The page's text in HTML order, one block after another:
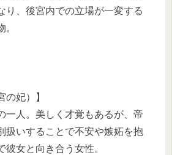
り、後宮内での立場が一変する
の妃）】
一人。美しく才覚もあるが、帝
扱いすることで不安や嫉妬を抱
彼女と向き合う女性。